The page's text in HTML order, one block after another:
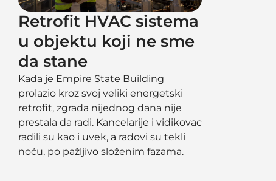
Retrofit HVAC sistema
u objektu koji ne sme
da stane
Kada je Empire State Building
prolazio kroz svoj veliki energetski
retrofit, zgrada nijednog dana nije
prestala da radi. Kancelarije i vidikovac
radili su kao i uvek, a radovi su tekli
noću, po pažljivo složenim fazama.